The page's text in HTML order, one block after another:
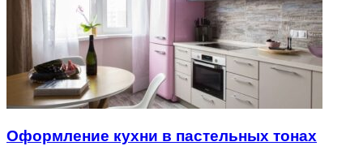
Оформление кухни в пастельных тонах